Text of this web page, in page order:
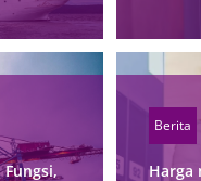
Berita
Harga